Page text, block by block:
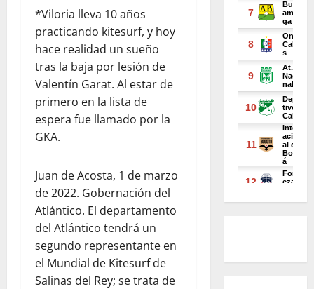
*Viloria lleva 10 años
practicando kitesurf, y hoy
hace realidad un sueño
tras la baja por lesión de
Valentín Garat. Al estar de
primero en la lista de
espera fue llamado por la
GKA.
Juan de Acosta, 1 de marzo
de 2022. Gobernación del
Atlántico. El departamento
del Atlántico tendrá un
segundo representante en
el Mundial de Kitesurf de
Salinas del Rey; se trata de